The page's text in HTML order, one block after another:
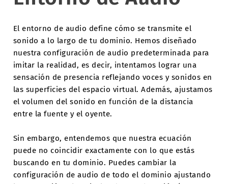
El entorno de audio define cómo se transmite el
sonido a lo largo de tu dominio. Hemos diseñado
nuestra configuración de audio predeterminada para
imitar la realidad, es decir, intentamos lograr una
sensación de presencia reflejando voces y sonidos en
las superficies del espacio virtual. Además, ajustamos
el volumen del sonido en función de la distancia
entre la fuente y el oyente.
Sin embargo, entendemos que nuestra ecuación
puede no coincidir exactamente con lo que estás
buscando en tu dominio. Puedes cambiar la
configuración de audio de todo el dominio ajustando